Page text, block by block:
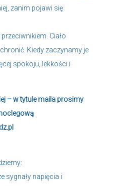
zanim pojawi się
Ciało
Kiedy zaczynamy je
spokoju, lekkości i
– w tytule maila prosimy
sygnały napięcia i